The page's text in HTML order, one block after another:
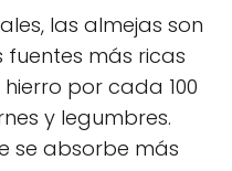
las almejas son
más ricas
por cada 100
y legumbres.
se absorbe más